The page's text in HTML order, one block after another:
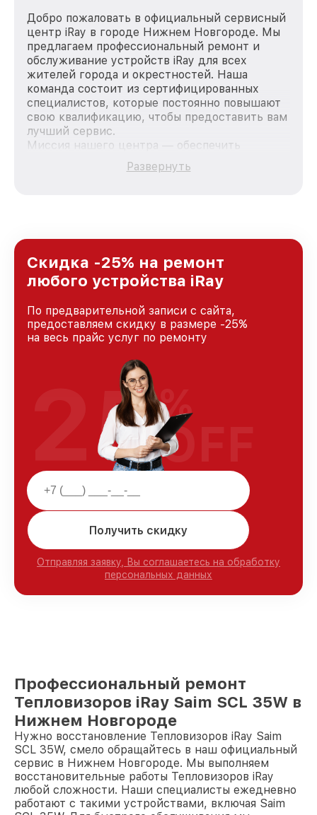
Добро пожаловать в официальный сервисный
центр iRay в городе Нижнем Новгороде. Мы
предлагаем профессиональный ремонт и
обслуживание устройств iRay для всех
жителей города и окрестностей. Наша
команда состоит из сертифицированных
специалистов, которые постоянно повышают
свою квалификацию, чтобы предоставить вам
лучший сервис.
Миссия нашего центра — обеспечить
качественный и доступный ремонт для
каждого пользователя продукции iRay, вне
Нижнем Новгороде, постоянно повышая
уровень доверия и лояльности наших
клиентов.
Развернуть
Скидка -25% на ремонт
любого устройства iRay
По предварительной записи с сайта,
предоставляем скидку в размере -25%
на весь прайс услуг по ремонту
Получить скидку
Отправляя заявку, Вы соглашаетесь на обработку
персональных данных
25%
OFF
Профессиональный ремонт
Тепловизоров iRay Saim SCL 35W в
Нижнем Новгороде
Нужно восстановление Тепловизоров iRay Saim
SCL 35W, смело обращайтесь в наш официальный
сервис в Нижнем Новгороде. Мы выполняем
восстановительные работы Тепловизоров iRay
любой сложности. Наши специалисты ежедневно
работают с такими устройствами, включая Saim